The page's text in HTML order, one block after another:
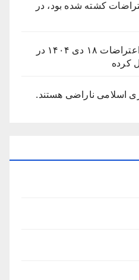
کشته شده بود، در
گزارشگر منوتو ویدیویی از اعتراضات ۱۸ دی ۱۴۰۴ در
کرده
اسلامی ناراضی هستند.